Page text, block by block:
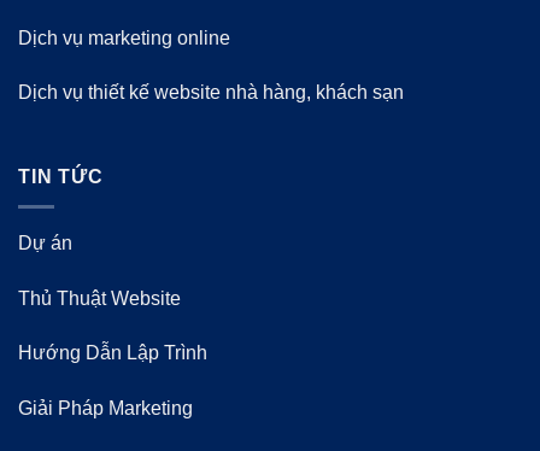
Dịch vụ marketing online
Dịch vụ thiết kế website nhà hàng, khách sạn
TIN TỨC
Dự án
Thủ Thuật Website
Hướng Dẫn Lập Trình
Giải Pháp Marketing